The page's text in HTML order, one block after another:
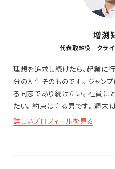
増渕
代表取締役 クライ
理想を追求し続けたら、起業に
分の人生そのものです。ジャンプ
る同志であり続けたい。社員に
たい。約束は守る男です。週末
詳しいプロフィールを見る